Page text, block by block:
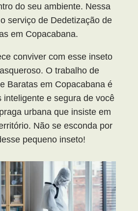
do seu ambiente. Nessa
serviço de Dedetização de
em Copacabana.
conviver com esse inseto
O trabalho de
Baratas em Copacabana é
inteligente e segura de você
urbana que insiste em
Não se esconda por
pequeno inseto!